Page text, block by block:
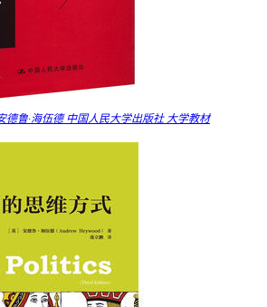
德鲁·海伍德 中国人民大学出版社 大学教材